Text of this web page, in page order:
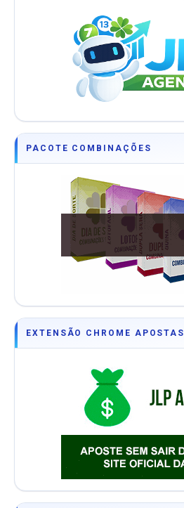
PACOTE COMBINAÇÕES
EXTENSÃO CHROME APOSTAS